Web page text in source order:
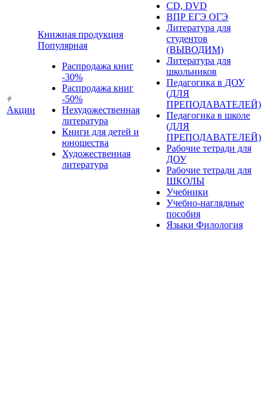
Акции
Книжная продукция
Популярная
Распродажа книг
-30%
Распродажа книг
-50%
Нехудожественная
литература
Книги для детей и
юношества
Художественная
литература
CD, DVD
ВПР ЕГЭ ОГЭ
Литература для
студентов
(ВЫВОДИМ)
Литература для
школьников
Педагогика в ДОУ
(ДЛЯ
ПРЕПОДАВАТЕЛЕЙ)
Педагогика в школе
(ДЛЯ
ПРЕПОДАВАТЕЛЕЙ)
Рабочие тетради для
ДОУ
Рабочие тетради для
ШКОЛЫ
Учебники
Учебно-наглядные
пособия
Языки Филология